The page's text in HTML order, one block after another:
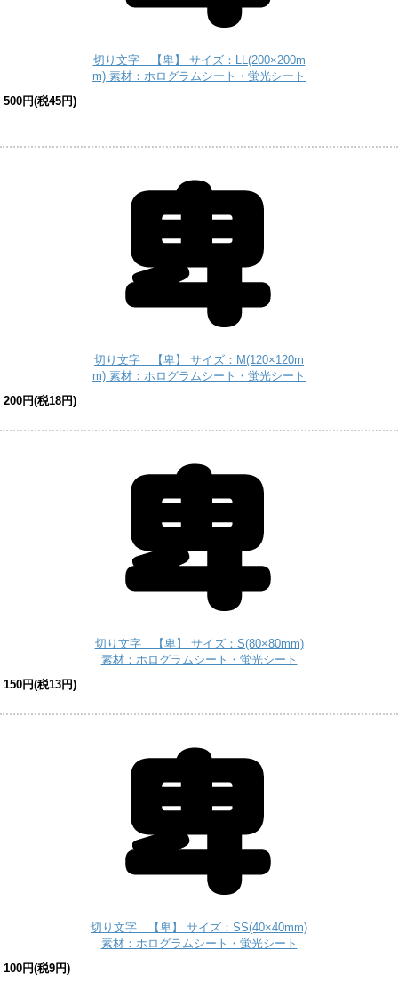
切り文字 【卑】 サイズ：LL(200×200m
m) 素材：ホログラムシート・蛍光シート
500円(税45円)
切り文字 【卑】 サイズ：M(120×120m
m) 素材：ホログラムシート・蛍光シート
200円(税18円)
切り文字 【卑】 サイズ：S(80×80mm)
素材：ホログラムシート・蛍光シート
150円(税13円)
切り文字 【卑】 サイズ：SS(40×40mm)
素材：ホログラムシート・蛍光シート
100円(税9円)